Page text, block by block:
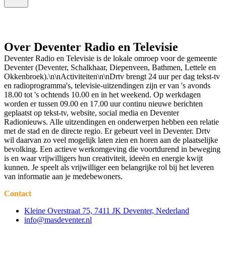
Over Deventer Radio en Televisie
Deventer Radio en Televisie is de lokale omroep voor de gemeente
Deventer (Deventer, Schalkhaar, Diepenveen, Bathmen, Lettele en
Okkenbroek).\n\nActiviteiten\n\nDrtv brengt 24 uur per dag tekst-tv
en radioprogramma's, televisie-uitzendingen zijn er van 's avonds
18.00 tot 's ochtends 10.00 en in het weekend. Op werkdagen
worden er tussen 09.00 en 17.00 uur continu nieuwe berichten
geplaatst op tekst-tv, website, social media en Deventer
Radionieuws. Alle uitzendingen en onderwerpen hebben een relatie
met de stad en de directe regio. Er gebeurt veel in Deventer. Drtv
wil daarvan zo veel mogelijk laten zien en horen aan de plaatselijke
bevolking. Een actieve werkomgeving die voortdurend in beweging
is en waar vrijwilligers hun creativiteit, ideeën en energie kwijt
kunnen. Je speelt als vrijwilliger een belangrijke rol bij het leveren
van informatie aan je medebewoners.
Contact
Kleine Overstraat 75, 7411 JK Deventer, Nederland
info@masdeventer.nl